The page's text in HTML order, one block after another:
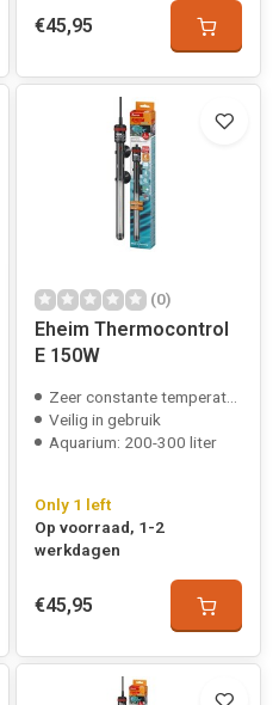
€45,95
(0)
Eheim Thermocontrol
E 150W
Zeer constante temperatuur
Veilig in gebruik
Aquarium: 200-300 liter
Only 1 left
Op voorraad, 1-2
werkdagen
€45,95